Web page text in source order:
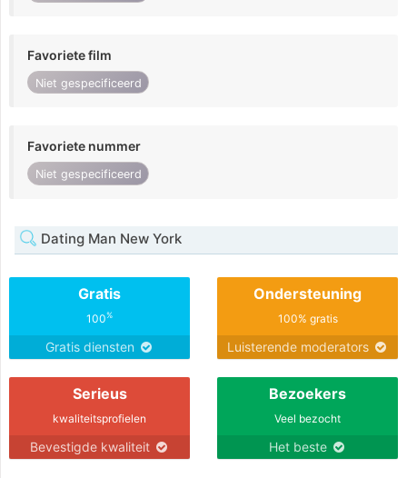
Favoriete film
Niet gespecificeerd
Favoriete nummer
Niet gespecificeerd
Dating Man New York
Gratis
100%
Gratis diensten
Ondersteuning
100% gratis
Luisterende moderators
Serieus
kwaliteitsprofielen
Bevestigde kwaliteit
Bezoekers
Veel bezocht
Het beste